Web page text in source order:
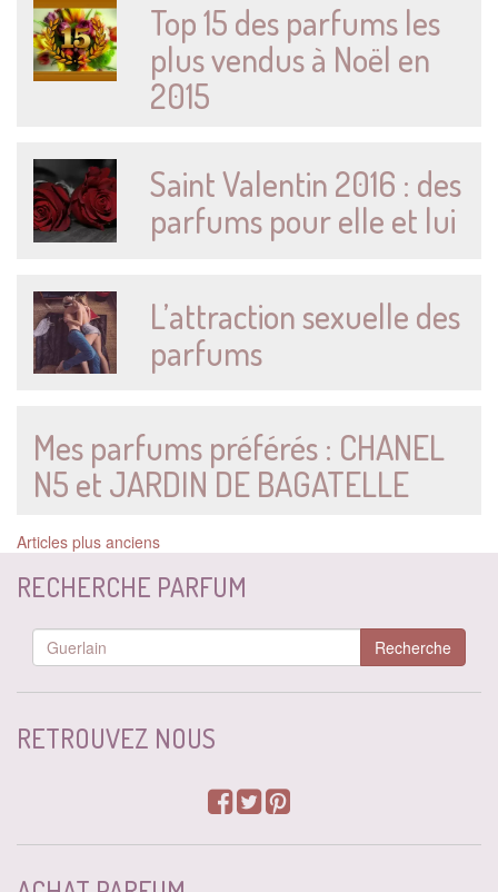
Top 15 des parfums les
plus vendus à Noël en
2015
Saint Valentin 2016 : des
parfums pour elle et lui
L’attraction sexuelle des
parfums
Mes parfums préférés : CHANEL
N5 et JARDIN DE BAGATELLE
Navigation
des
articles
Articles plus anciens
RECHERCHE PARFUM
Recherche
RETROUVEZ NOUS